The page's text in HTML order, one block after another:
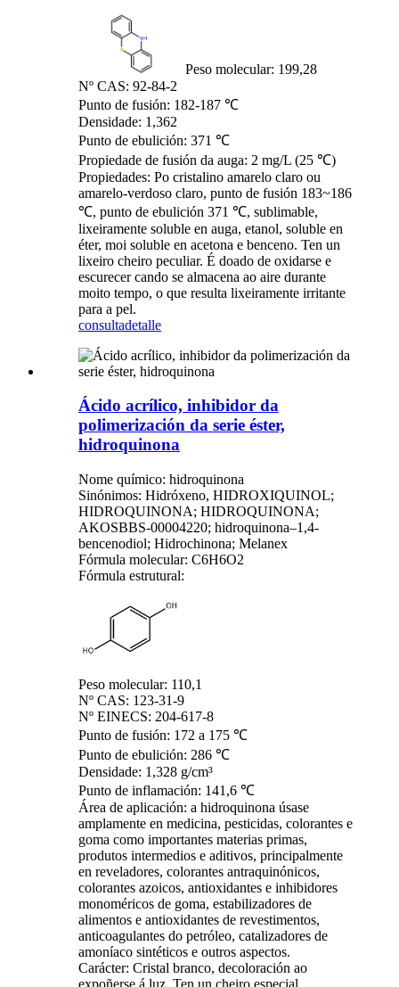
Peso molecular: 199,28
Nº CAS: 92-84-2
Punto de fusión: 182-187 ℃
Densidade: 1,362
Punto de ebulición: 371 ℃
Propiedade de fusión da auga: 2 mg/L (25 ℃)
Propiedades: Po cristalino amarelo claro ou
amarelo-verdoso claro, punto de fusión 183~186
℃, punto de ebulición 371 ℃, sublimable,
lixeiramente soluble en auga, etanol, soluble en
éter, moi soluble en acetona e benceno. Ten un
lixeiro cheiro peculiar. É doado de oxidarse e
escurecer cando se almacena ao aire durante
moito tempo, o que resulta lixeiramente irritante
para a pel.
consultadetalle
Ácido acrílico, inhibidor da
polimerización da serie éster,
hidroquinona
Nome químico: hidroquinona
Sinónimos: Hidróxeno, HIDROXIQUINOL;
HIDROQUINONA; HIDROQUINONA;
AKOSBBS-00004220; hidroquinona–1,4-
bencenodiol; Hidrochinona; Melanex
Fórmula molecular: C6H6O2
Fórmula estrutural:
Peso molecular: 110,1
Nº CAS: 123-31-9
Nº EINECS: 204-617-8
Punto de fusión: 172 a 175 ℃
Punto de ebulición: 286 ℃
Densidade: 1,328 g/cm³
Punto de inflamación: 141,6 ℃
Área de aplicación: a hidroquinona úsase
amplamente en medicina, pesticidas, colorantes e
goma como importantes materias primas,
produtos intermedios e aditivos, principalmente
en reveladores, colorantes antraquinónicos,
colorantes azoicos, antioxidantes e inhibidores
monoméricos de goma, estabilizadores de
alimentos e antioxidantes de revestimentos,
anticoagulantes do petróleo, catalizadores de
amoníaco sintéticos e outros aspectos.
Carácter: Cristal branco, decoloración ao